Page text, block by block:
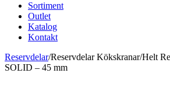
Sortiment
Outlet
Katalog
Kontakt
Reservdelar/Reservdelar Kökskranar/Helt
SOLID – 45 mm